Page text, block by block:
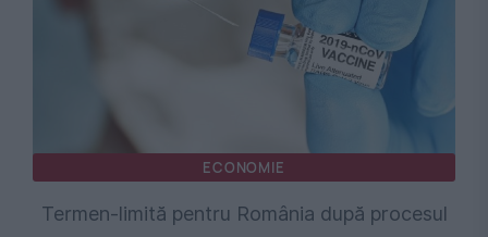
ECONOMIE
Termen-limită pentru România după procesul